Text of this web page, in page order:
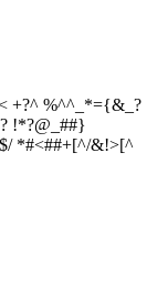
+?^ %^^_*={&_?
!*?@_##}
*#<##+[^/&!>[^